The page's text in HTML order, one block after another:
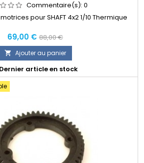
Commentaire(s): 0
pour SHAFT 4x2 1/10 Thermique
Prix
69,00 € Prix
normal
88,00 €
 Ajouter au panier
Dernier article en stock